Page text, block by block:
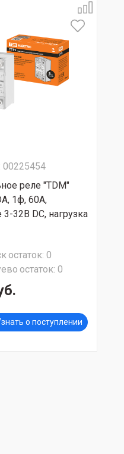
00225454
реле "TDM"
1ф, 60А,
3-32В DС, нагрузка
остаток: 0
остаток: 0
о поступлении